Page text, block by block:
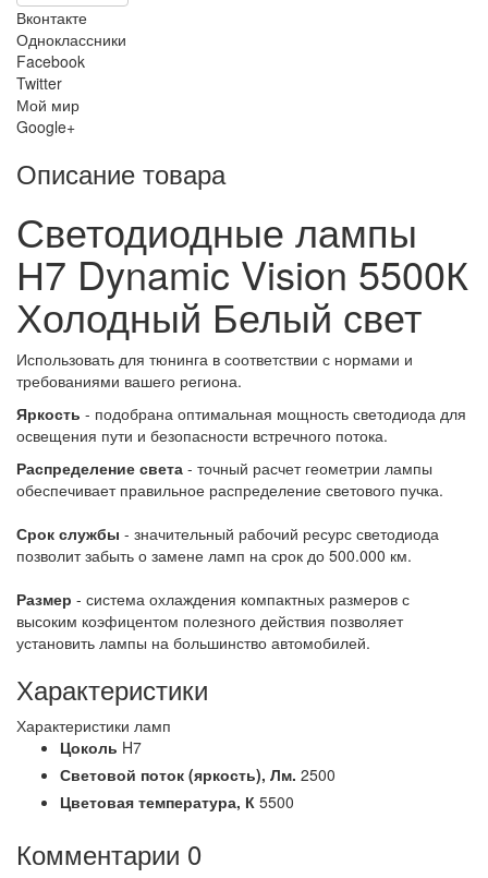
Вконтакте
Одноклассники
Facebook
Twitter
Мой мир
Google+
Описание товара
Светодиодные лампы
Н7 Dynamic Vision 5500К
Холодный Белый свет
Использовать для тюнинга в соответствии с нормами и
требованиями вашего региона.
Яркость - подобрана оптимальная мощность светодиода для
освещения пути и безопасности встречного потока.
Распределение света - точный расчет геометрии лампы
обеспечивает правильное распределение светового пучка.
Срок службы - значительный рабочий ресурс светодиода
позволит забыть о замене ламп на срок до 500.000 км.
Размер - система охлаждения компактных размеров с
высоким коэфицентом полезного действия позволяет
установить лампы на большинство автомобилей.
Характеристики
Характеристики ламп
Цоколь H7
Световой поток (яркость), Лм. 2500
Цветовая температура, К 5500
Комментарии 0